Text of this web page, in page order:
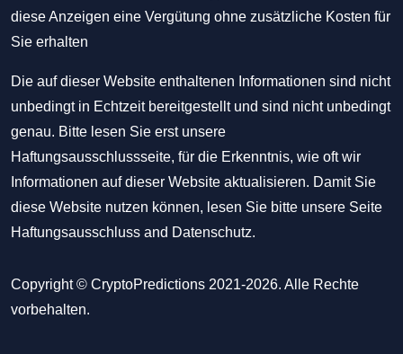
diese Anzeigen eine Vergütung ohne zusätzliche Kosten für
Sie erhalten
Die auf dieser Website enthaltenen Informationen sind nicht
unbedingt in Echtzeit bereitgestellt und sind nicht unbedingt
genau. Bitte lesen Sie erst unsere
Haftungsausschlussseite, für die Erkenntnis, wie oft wir
Informationen auf dieser Website aktualisieren. Damit Sie
diese Website nutzen können, lesen Sie bitte unsere Seite
Haftungsausschluss and Datenschutz.
Copyright © CryptoPredictions 2021-2026. Alle Rechte
vorbehalten.